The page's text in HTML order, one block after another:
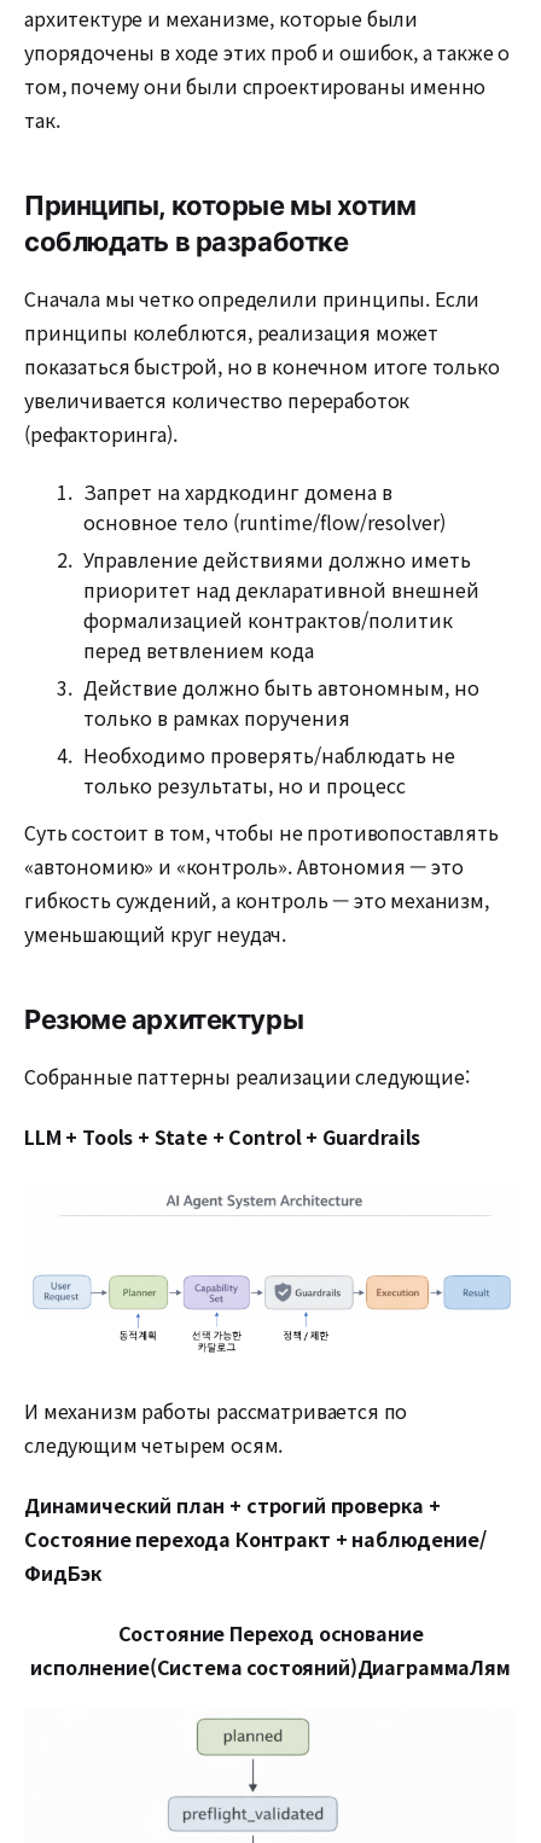
архитектуре и механизме, которые были
упорядочены в ходе этих проб и ошибок, а также о
том, почему они были спроектированы именно
так.
Принципы, которые мы хотим
соблюдать в разработке
Сначала мы четко определили принципы. Если
принципы колеблются, реализация может
показаться быстрой, но в конечном итоге только
увеличивается количество переработок
(рефакторинга).
Запрет на хардкодинг домена в
основное тело (runtime/flow/resolver)
Управление действиями должно иметь
приоритет над декларативной внешней
формализацией контрактов/политик
перед ветвлением кода
Действие должно быть автономным, но
только в рамках поручения
Необходимо проверять/наблюдать не
только результаты, но и процесс
Суть состоит в том, чтобы не противопоставлять
«автономию» и «контроль». Автономия — это
гибкость суждений, а контроль — это механизм,
уменьшающий круг неудач.
Резюме архитектуры
Собранные паттерны реализации следующие:
LLM + Tools + State + Control + Guardrails
И механизм работы рассматривается по
следующим четырем осям.
Динамический план + строгий проверка +
Состояние перехода Контракт + наблюдение/
ФидБэк
Состояние Переход основание
исполнение(Система состояний)ДиаграммаЛям